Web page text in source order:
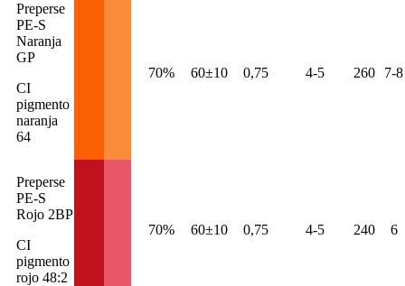
Preperse
PE-S
Naranja
GP
CI
pigmento
naranja
64
70% 60±10 0,75 4-5 260 7-8
Preperse
PE-S
Rojo 2BP
CI
pigmento
rojo 48:2
70% 60±10 0,75 4-5 240 6